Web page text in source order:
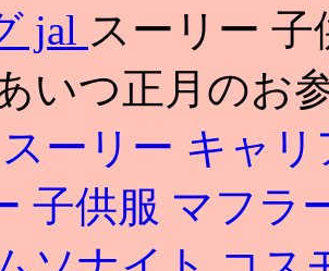
jal スーリー
いつ正月のお
スーリー キャ
子供服 マフラ